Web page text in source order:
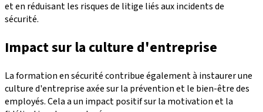
et en réduisant les risques de litige liés aux incidents de
sécurité.
Impact sur la culture d'entreprise
La formation en sécurité contribue également à instaurer une
culture d'entreprise axée sur la prévention et le bien-être des
employés. Cela a un impact positif sur la motivation et la